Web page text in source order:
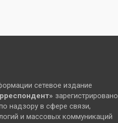
сетевое издание
зарегистрировано
надзору в сфере связи,
и массовых коммуникаций